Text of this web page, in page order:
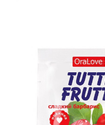
Вагины,
Женские
Зооэротика